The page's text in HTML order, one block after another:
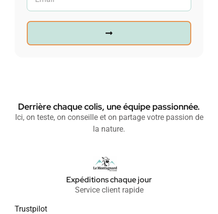
Derrière chaque colis, une équipe passionnée.
Ici, on teste, on conseille et on partage votre passion de
la nature.
Expéditions chaque jour
Service client rapide
Trustpilot